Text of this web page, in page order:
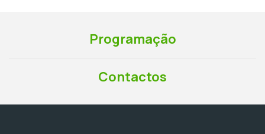
Programação
Contactos